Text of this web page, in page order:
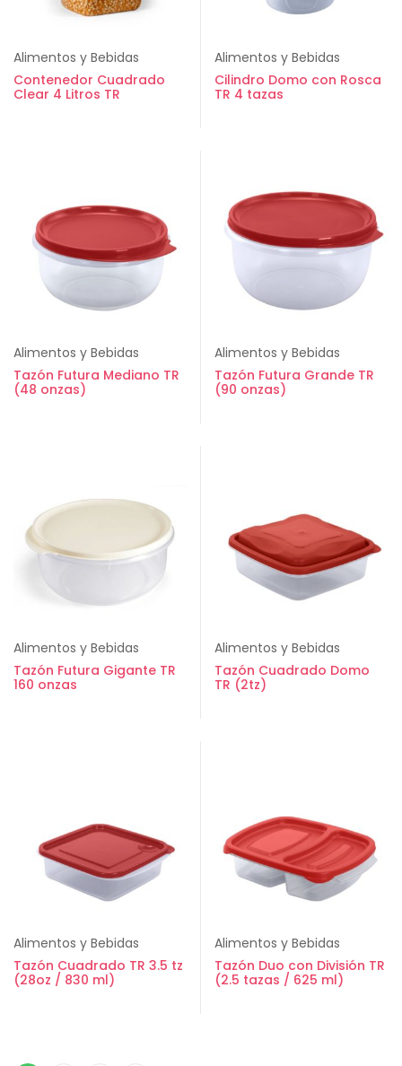
Alimentos y Bebidas
Contenedor Cuadrado
Clear 4 Litros TR
Alimentos y Bebidas
Cilindro Domo con Rosca
TR 4 tazas
Alimentos y Bebidas
Tazón Futura Mediano TR
(48 onzas)
Alimentos y Bebidas
Tazón Futura Grande TR
(90 onzas)
Alimentos y Bebidas
Tazón Futura Gigante TR
160 onzas
Alimentos y Bebidas
Tazón Cuadrado Domo
TR (2tz)
Alimentos y Bebidas
Tazón Cuadrado TR 3.5 tz
(28oz / 830 ml)
Alimentos y Bebidas
Tazón Duo con División TR
(2.5 tazas / 625 ml)